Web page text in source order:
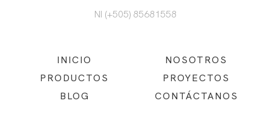
NI (+505) 85681558
INICIO
NOSOTROS
PRODUCTOS
PROYECTOS
BLOG
CONTÁCTANOS